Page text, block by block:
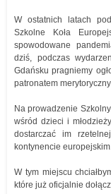
W ostatnich latach
Szkolne Koła
spowodowane
dziś, podczas
Gdańsku pragniemy
patronatem
Na prowadzenie
wśród dzieci i
dostarczać im
kontynencie europejskim.
W tym miejscu
które już oficjalnie